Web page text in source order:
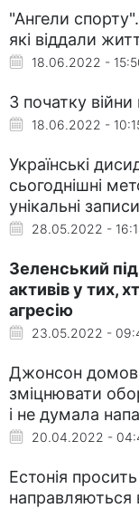
"Ангели
які віддали
18.06.2022 -
З початку війни
18.06.2022 -
Українські
сьогоднішні
унікальні записи
28.05.2022 -
Зеленський
активів у тих,
агресію
23.05.2022 -
Джонсон
зміцнювати
і не думала
20.04.2022 -
Естонія
направляються